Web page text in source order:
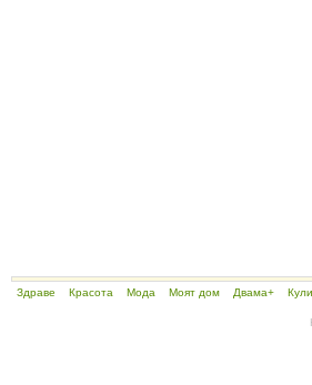
Здраве Красота Мода Моят дом Двама+